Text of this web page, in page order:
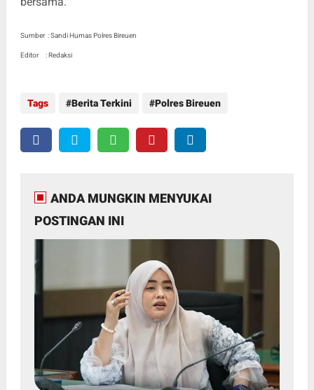
Sumber : Sandi Humas Polres Bireuen
Editor : Redaksi
Tags Berita Terkini Polres Bireuen
ANDA MUNGKIN MENYUKAI
POSTINGAN INI